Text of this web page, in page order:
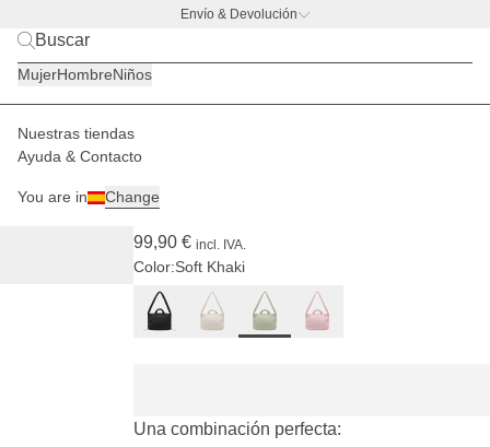
Envío & Devolución
MujerHombreNiños
Nuestras tiendas
Ayuda & Contacto
You are in Change
Mujer Bolsos Skara Cloud
99,90 € incl. IVA.
Color:Soft Khaki
Una combinación perfecta: